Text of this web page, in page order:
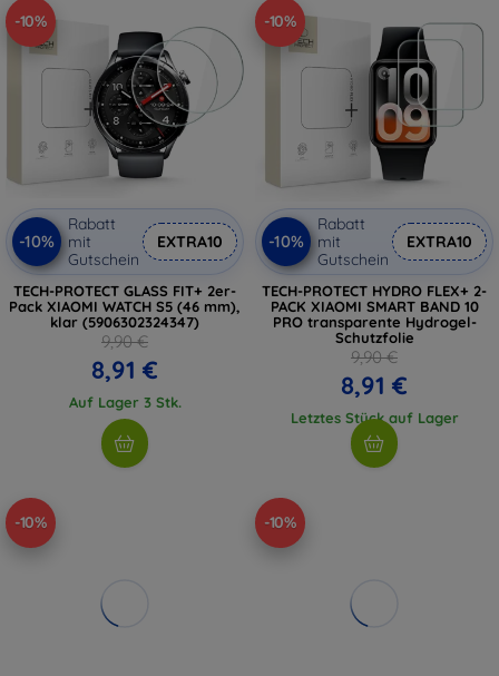
-10%
-10%
Rabatt
mit
Gutschein
EXTRA10
TECH-PROTECT GLASS FIT+ 2er-
Pack XIAOMI WATCH S5 (46 mm),
klar (5906302324347)
9,90 €
8,91 €
Auf Lager 3 Stk.
-10%
-10%
Rabatt
mit
Gutschein
EXTRA10
TECH-PROTECT HYDRO FLEX+ 2-
PACK XIAOMI SMART BAND 10
PRO transparente Hydrogel-
Schutzfolie
9,90 €
8,91 €
Letztes Stück auf Lager
-10% -10%